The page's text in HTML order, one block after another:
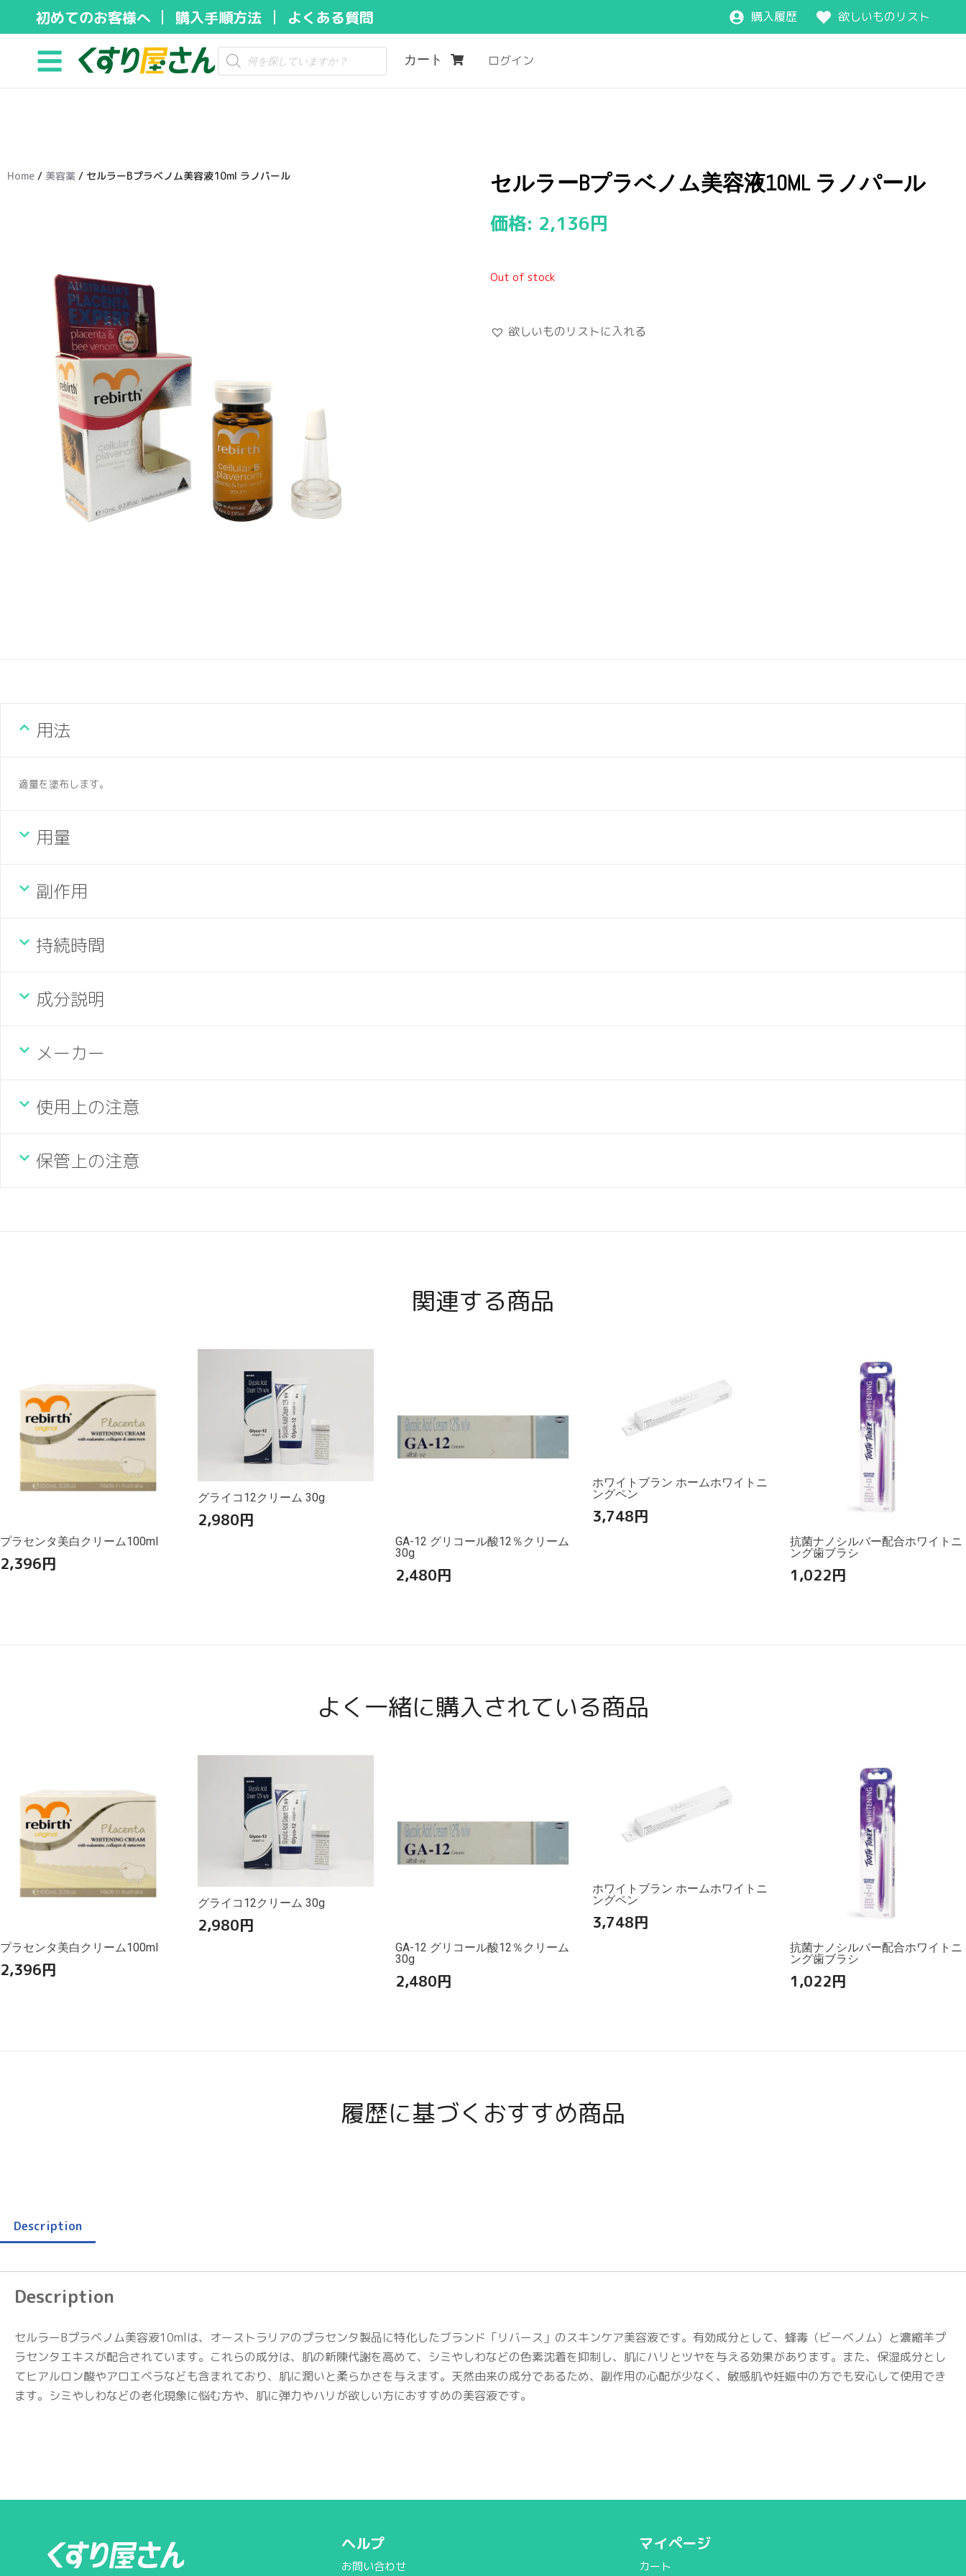
キ
初めてのお客様へ 購入手順方法 よくある質問 購入履歴 欲しいものリスト
カート ログイン
Home / 美容薬 / セルラーBプラベノム美容液10ml ラノパール セルラーBプラベノム美容液10ML ラノパール
価格: 2,136円
Out of stock
欲しいものリストに入れる
用法
適量を塗布します。
用量
副作用
持続時間
成分説明
メーカー
使用上の注意
保管上の注意
関連する商品
プラセンタ美白クリーム100ml
2,396円
グライコ12クリーム 30g
2,980円
GA-12 グリコール酸12％クリーム
30g
2,480円
ホワイトブラン ホームホワイトニ
ングペン
3,748円
抗菌ナノシルバー配合ホワイトニ
ング歯ブラシ
1,022円
よく一緒に購入されている商品
プラセンタ美白クリーム100ml
2,396円
グライコ12クリーム 30g
2,980円
GA-12 グリコール酸12％クリーム
30g
2,480円
ホワイトブラン ホームホワイトニ
ングペン
3,748円
抗菌ナノシルバー配合ホワイトニ
ング歯ブラシ
1,022円
履歴に基づくおすすめ商品
Description
Description
セルラーBプラベノム美容液10mlは、オーストラリアのプラセンタ製品に特化したブランド「リバース」のスキンケア美容液です。有効成分として、蜂毒（ビーベノム）と濃縮羊プ
ラセンタエキスが配合されています。これらの成分は、肌の新陳代謝を高めて、シミやしわなどの色素沈着を抑制し、肌にハリとツヤを与える効果があります。また、保湿成分とし
てヒアルロン酸やアロエベラなども含まれており、肌に潤いと柔らかさを与えます。天然由来の成分であるため、副作用の心配が少なく、敏感肌や妊娠中の方でも安心して使用でき
ます。シミやしわなどの老化現象に悩む方や、肌に弾力やハリが欲しい方におすすめの美容液です。
ヘルプ
お問い合わせ
マイページ
カート